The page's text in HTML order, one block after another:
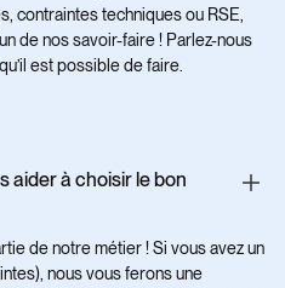
contraintes techniques ou RSE,
de nos savoir-faire ! Parlez-nous
est possible de faire.
aider à choisir le bon
de notre métier ! Si vous avez un
nous vous ferons une